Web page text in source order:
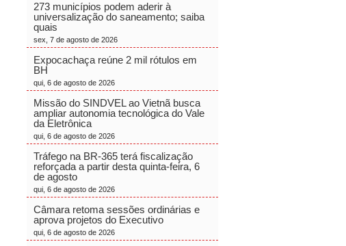
273 municípios podem aderir à
universalização do saneamento; saiba
quais
sex, 7 de agosto de 2026
Expocachaça reúne 2 mil rótulos em
BH
qui, 6 de agosto de 2026
Missão do SINDVEL ao Vietnã busca
ampliar autonomia tecnológica do Vale
da Eletrônica
qui, 6 de agosto de 2026
Tráfego na BR-365 terá fiscalização
reforçada a partir desta quinta-feira, 6
de agosto
qui, 6 de agosto de 2026
Câmara retoma sessões ordinárias e
aprova projetos do Executivo
qui, 6 de agosto de 2026